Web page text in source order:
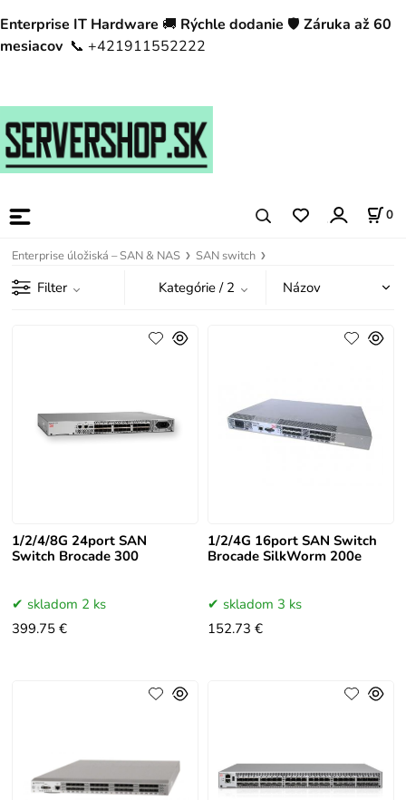
Enterprise IT Hardware 🚚 Rýchle dodanie 🛡️ Záruka až 60
mesiacov 📞 +421911552222
0
Enterprise úložiská – SAN & NAS SAN switch
Filter Kategórie / 2
1/2/4/8G 24port SAN
Switch Brocade 300
skladom 2 ks
399.75 €
1/2/4G 16port SAN Switch
Brocade SilkWorm 200e
skladom 3 ks
152.73 €